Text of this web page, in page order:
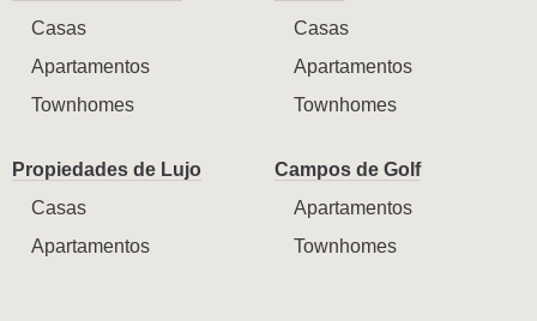
Casas
Apartamentos
Townhomes
Casas
Apartamentos
Townhomes
Propiedades de Lujo
Casas
Apartamentos
Campos de Golf
Apartamentos
Townhomes